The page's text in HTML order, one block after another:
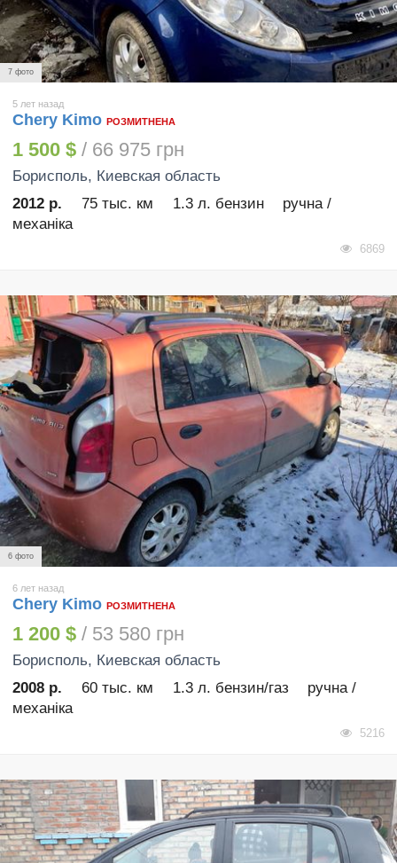
7 фото
5 лет назад
Chery Kimo РОЗМИТНЕНА
1 500 $ / 66 975 грн
Борисполь, Киевская область
2012 р.
75 тыс. км 1.3 л. бензин
ручна /
механіка
6869
6 фото
6 лет назад
Chery Kimo РОЗМИТНЕНА
1 200 $ / 53 580 грн
Борисполь, Киевская область
2008 р.
60 тыс. км 1.3 л. бензин/газ
ручна /
механіка
5216